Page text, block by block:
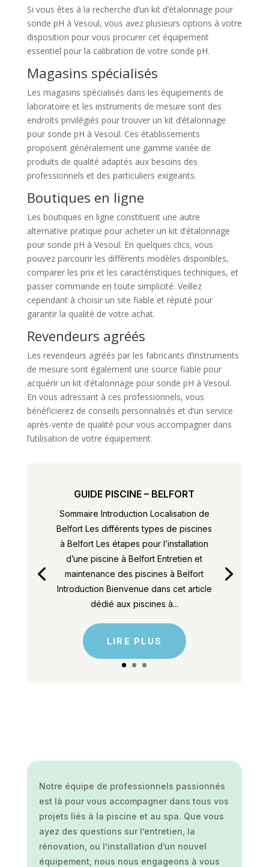
Si vous êtes à la recherche d’un kit d’étalonnage pour
sonde pH à Vesoul, vous avez plusieurs options à votre
disposition pour vous procurer cet équipement
essentiel pour la calibration de votre sonde pH.
Magasins spécialisés
Les magasins spécialisés dans les équipements de
laboratoire et les instruments de mesure sont des
endroits privilégiés pour trouver un kit d’étalonnage
pour sonde pH à Vesoul. Ces établissements
proposent généralement une gamme variée de
produits de qualité adaptés aux besoins des
professionnels et des particuliers exigeants.
Boutiques en ligne
Les boutiques en ligne constituent une autre
alternative pratique pour acheter un kit d’étalonnage
pour sonde pH à Vesoul. En quelques clics, vous
pouvez parcourir les différents modèles disponibles,
comparer les prix et les caractéristiques techniques, et
passer commande en toute simplicité. Veillez
cependant à choisir un site fiable et réputé pour
garantir la qualité de votre achat.
Revendeurs agréés
Les revendeurs agréés par les fabricants d’instruments
de mesure sont également une source fiable pour
acquérir un kit d’étalonnage pour sonde pH à Vesoul.
En vous adressant à ces professionnels, vous
bénéficierez de conseils personnalisés et d’un service
après-vente de qualité pour vous accompagner dans
l’utilisation de votre équipement.
GUIDE PISCINE – BELFORT
Sommaire Introduction Localisation de
Belfort Les différents types de piscines
à Belfort Les étapes pour l’installation
d’une piscine à Belfort Entretien et
maintenance des piscines à Belfort
Introduction Bienvenue dans cet article
dédié aux piscines à...
LIRE PLUS
Notre équipe de professionnels passionnés
est là pour vous accompagner dans tous vos
projets liés à la piscine et au spa. Que vous
ayez des questions sur l’entretien, la
rénovation, ou l’installation d’un nouvel
équipement, nous nous engageons à vous